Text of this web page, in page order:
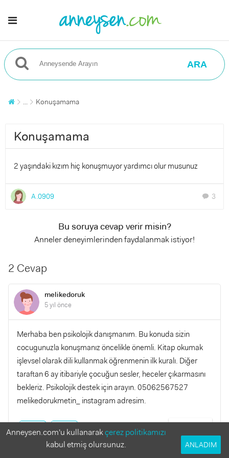
ARA
... Konuşamama
Konuşamama
2 yaşındaki kızım hiç konuşmuyor yardımcı olur musunuz
A.0909 chat 3
Bu soruya cevap verir misin?
Anneler deneyimlerinden faydalanmak istiyor!
2 Cevap
melikedoruk
5 yıl önce
Merhaba ben psikolojik danışmanım. Bu konuda sizin
cocugunuzla konuşmanız öncelikle önemli. Kitap okumak
işlevsel olarak dili kullanmak öğrenmenin ilk kuralı. Diğer
taraftan 6 ay itibariyle çocuğun sesler, heceler çıkarmasını
bekleriz. Psikolojik destek için arayın. 05062567527
melikedorukmetin_ instagram adresim.
0 0
Anneysen.com'u kullanarakçerez politikamızı
kabul etmiş olursunuz.
ANLADIM